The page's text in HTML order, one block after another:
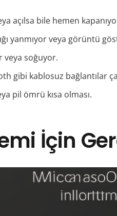
açılsa bile hemen
yanmıyor veya görüntü
veya soğuyor.
gibi kablosuz bağlantılar
pil ömrü kısa olması.
İçin